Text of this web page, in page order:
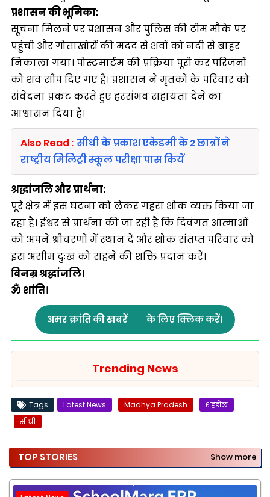
प्रशासन की भूमिका:
सूचना मिलने पर प्रशासन और पुलिस की टीम मौके पर
पहुंची और गोताखोरों की मदद से शवों को नदी से बाहर
निकाला गया। पोस्टमार्टम की प्रक्रिया पूरी कर परिजनों
को शव सौंप दिए गए हैं। प्रशासन ने मृतकों के परिवार को
संवेदना प्रकट करते हुए हरसंभव सहायता देने का
आश्वासन दिया है।
Also Read : सीधी के प्रकाश एकेडमी के 2 छात्रों ने
राष्ट्रीय मिलिट्री स्कूल परीक्षा पास कियें
श्रद्धांजलि और प्रार्थना:
पूरे क्षेत्र में इस घटना को लेकर गहरा शोक व्यक्त किया जा
रहा है। ईश्वर से प्रार्थना की जा रही है कि दिवंगत आत्माओं
को अपने श्रीचरणों में स्थान दें और शोक संतप्त परिवार को
इस असीम दुःख को सहने की शक्ति प्रदान करें।
विनम्र श्रद्धांजलि।
ॐ शांति।
अमर क्रांति की खबरें के लिए क्लिक करें।
Trending News
Tags Latest News Madhya Pradesh
शहडोल
सीधी
TOP STORIES Show more